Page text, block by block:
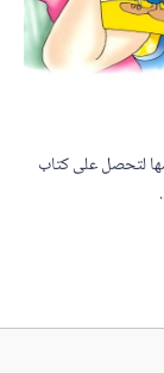
لتحصل على كتاب